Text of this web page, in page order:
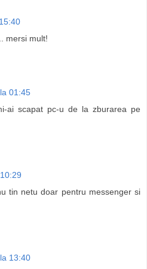
mersi mult!
01:45
ai scapat pc-u de la zburarea pe
tin netu doar pentru messenger si
13:40